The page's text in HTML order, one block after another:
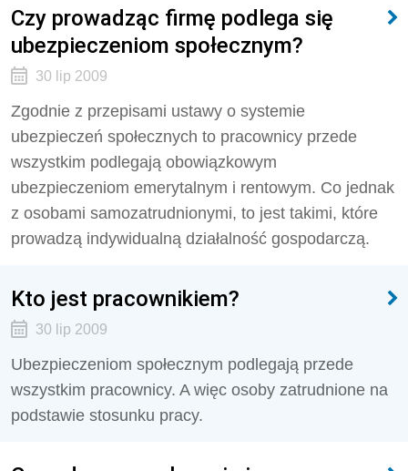
Czy prowadząc firmę podlega się
ubezpieczeniom społecznym?
30 lip 2009
Zgodnie z przepisami ustawy o systemie
ubezpieczeń społecznych to pracownicy przede
wszystkim podlegają obowiązkowym
ubezpieczeniom emerytalnym i rentowym. Co jednak
z osobami samozatrudnionymi, to jest takimi, które
prowadzą indywidualną działalność gospodarczą.
Kto jest pracownikiem?
30 lip 2009
Ubezpieczeniom społecznym podlegają przede
wszystkim pracownicy. A więc osoby zatrudnione na
podstawie stosunku pracy.